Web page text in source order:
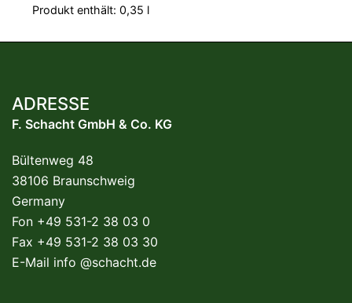
Produkt enthält: 0,35 l
ADRESSE
F. Schacht GmbH & Co. KG
Bültenweg 48
38106 Braunschweig
Germany
Fon +49 531-2 38 03 0
Fax +49 531-2 38 03 30
E-Mail info @schacht.de